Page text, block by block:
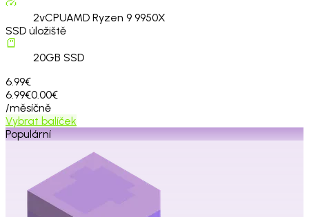
2vCPUAMD Ryzen 9 9950X
SSD úložiště
20GB SSD
6.99€
6.99€0.00€
/měsíčně
Vybrat balíček
Populární